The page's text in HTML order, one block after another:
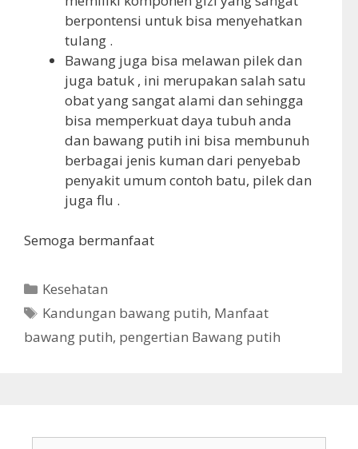
berpontensi untuk bisa menyehatkan
tulang .
Bawang juga bisa melawan pilek dan
juga batuk , ini merupakan salah satu
obat yang sangat alami dan sehingga
bisa memperkuat daya tubuh anda
dan bawang putih ini bisa membunuh
berbagai jenis kuman dari penyebab
penyakit umum contoh batu, pilek dan
juga flu .
Semoga bermanfaat
K
a
e
Kesehatan
T
a
Kandungan bawang putih, Manfaat
bawang putih, pengertian Bawang putih